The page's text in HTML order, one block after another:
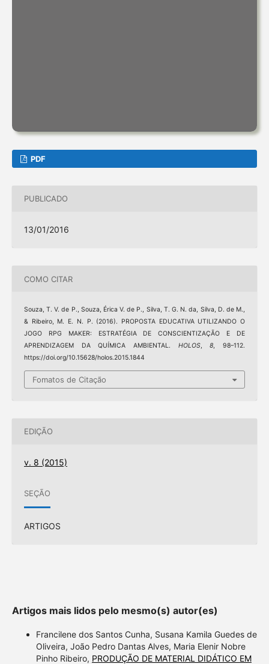
PDF
PUBLICADO
13/01/2016
COMO CITAR
Souza, T. V. de P., Souza, Érica V. de P., Silva, T. G. N. da, Silva, D. de M.,
& Ribeiro, M. E. N. P. (2016). PROPOSTA EDUCATIVA UTILIZANDO O
JOGO RPG MAKER: ESTRATÉGIA DE CONSCIENTIZAÇÃO E DE
APRENDIZAGEM DA QUÍMICA AMBIENTAL. HOLOS,8, 98–112.
https://doi.org/10.15628/holos.2015.1844
Fomatos de Citação
EDIÇÃO
v. 8 (2015)
SEÇÃO
ARTIGOS
Artigos mais lidos pelo mesmo(s) autor(es)
Francilene dos Santos Cunha, Susana Kamila Guedes de
Oliveira, João Pedro Dantas Alves, Maria Elenir Nobre
Pinho Ribeiro, PRODUÇÃO DE MATERIAL DIDÁTICO EM